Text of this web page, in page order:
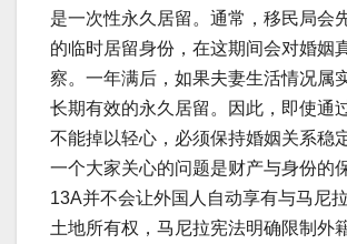
是一次性永久居留。通常，移民局会
的临时居留身份，在这期间会对婚姻
察。一年满后，如果夫妻生活情况属
长期有效的永久居留。因此，即使通
不能掉以轻心，必须保持婚姻关系稳
一个大家关心的问题是财产与身份的
13A并不会让外国人自动享有与马尼
土地所有权，马尼拉宪法明确限制外